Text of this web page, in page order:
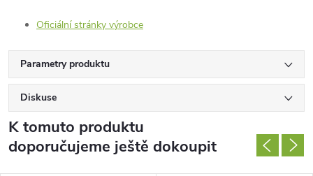
Oficiální stránky výrobce
Parametry produktu
Diskuse
K tomuto produktu
doporučujeme ještě dokoupit